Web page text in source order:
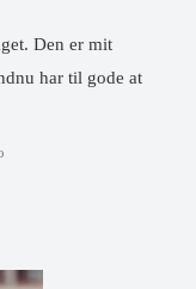
Den er mit
har til gode at